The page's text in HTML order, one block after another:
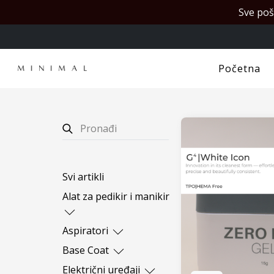
Sve
Početna
Svi artikli
Alat za pedikir i manikir
Cangle
Makaze
Pogurivači
Aspiratori
Aspiratori za manikir
Postolja i dodaci za
Base Coat
Baze sa efektima
Električni uređaji